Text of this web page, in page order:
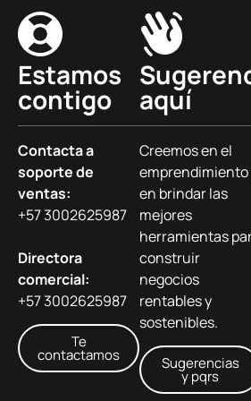
Estamos
contigo
Contacta a
soporte de
ventas:
+57 3002625987
Directora
comercial:
+57 3002625987
Te
contactamos
aquí
Creemos en el
emprendimiento
en brindar las
mejores
herramientas
construir
negocios
rentables y
sostenibles.
Sugerencias
y pqrs